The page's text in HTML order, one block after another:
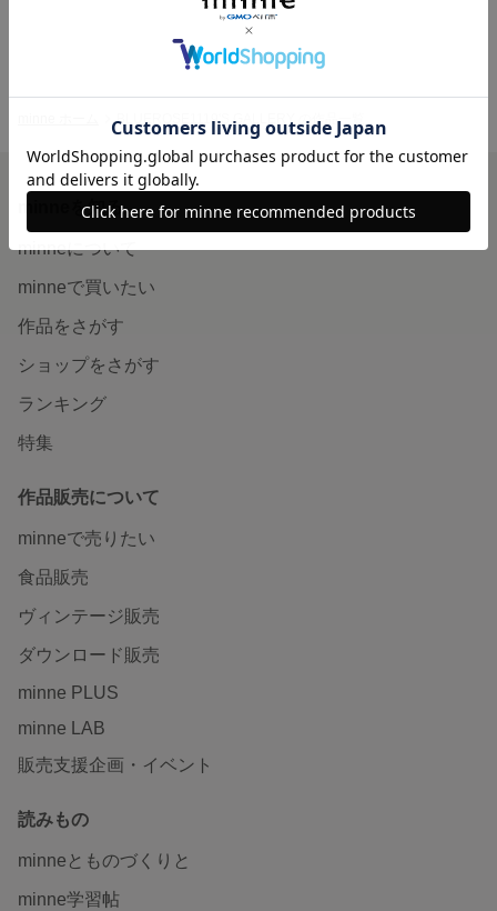
BLUEROSE1119'S GALLERY の作品一覧
minneを知る
minneについて
minneで買いたい
作品をさがす
ショップをさがす
ランキング
特集
作品販売について
minneで売りたい
食品販売
ヴィンテージ販売
ダウンロード販売
minne PLUS
minne LAB
販売支援企画・イベント
読みもの
minneとものづくりと
minne学習帖